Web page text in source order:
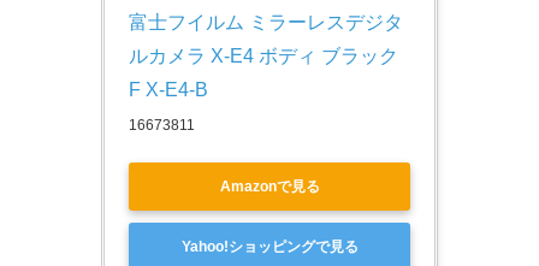
富士フイルム ミラーレスデジタ
ルカメラ X-E4 ボディ ブラック
F X-E4-B
16673811
Amazonで見る
Yahoo!ショッピングで見る